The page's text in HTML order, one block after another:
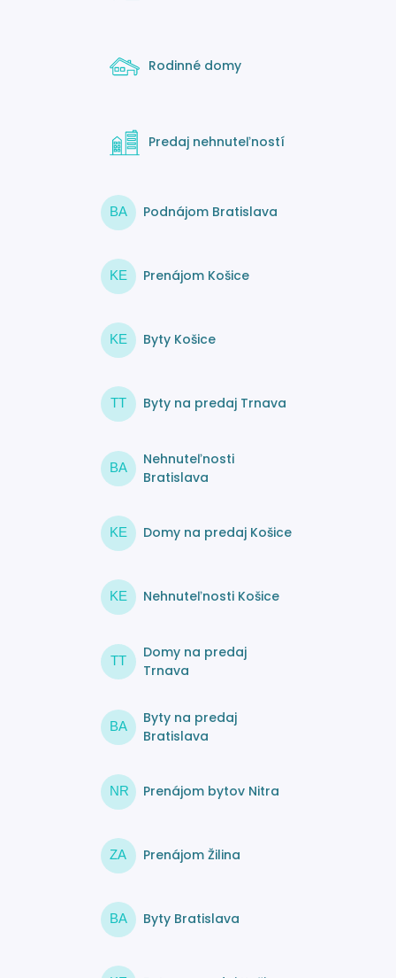
Rodinné domy
Predaj nehnuteľností
BA Podnájom Bratislava
KE Prenájom Košice
KE Byty Košice
TT Byty na predaj Trnava
BA
Nehnuteľnosti
Bratislava
KE Domy na predaj Košice
KE Nehnuteľnosti Košice
TT
Domy na predaj
Trnava
BA
Byty na predaj
Bratislava
NR Prenájom bytov Nitra
ZA Prenájom Žilina
BA Byty Bratislava